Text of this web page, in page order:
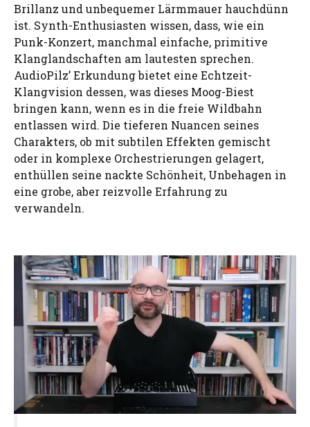
Brillanz und unbequemer Lärmmauer hauchdünn
ist. Synth-Enthusiasten wissen, dass, wie ein
Punk-Konzert, manchmal einfache, primitive
Klanglandschaften am lautesten sprechen.
AudioPilz’ Erkundung bietet eine Echtzeit-
Klangvision dessen, was dieses Moog-Biest
bringen kann, wenn es in die freie Wildbahn
entlassen wird. Die tieferen Nuancen seines
Charakters, ob mit subtilen Effekten gemischt
oder in komplexe Orchestrierungen gelagert,
enthüllen seine nackte Schönheit, Unbehagen in
eine grobe, aber reizvolle Erfahrung zu
verwandeln.